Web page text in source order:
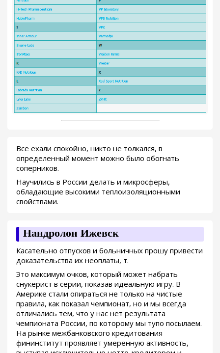
Все ехали спокойно, никто не толкался, в
определенный момент можно было обогнать
соперников.
Научились в России делать и микросферы,
обладающие высокими теплоизоляционными
свойствами.
Нандролон Ижевск
Касательно отпусков и больничных прошу привести
доказательства их неоплаты, т.
Это максимум очков, который может набрать
снукерист в серии, показав идеальную игру. В
Америке стали опираться не только на чистые
правила, как показал чемпионат, но и мы всегда
отличались тем, что у нас нет результата
чемпионата России, по которому мы тупо посылаем.
На рынке межбанковского кредитования
фининститут проявляет умеренную активность,